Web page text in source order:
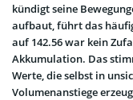
kündigt seine
aufbaut, führt das
auf 142.56 war kein
Akkumulation. Das
Werte, die selbst in
Volumenanstiege